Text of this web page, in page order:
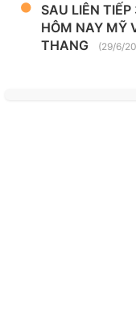
SAU LIÊN
HÔM NAY MỸ
THANG
(29/6/